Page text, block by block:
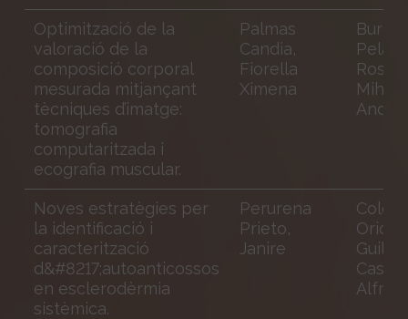
Optimització de la
valoració de la
composició corporal
mesurada mitjançant
tècniques d’imatge:
tomografia
computaritzada i
ecografia muscular.
Palmas
Candia,
Fiorella
Ximena
Rosa;
Mihai,
Noves estratègies per
la identificació i
caracterització
d&#8217;autoanticossos
en esclerodèrmia
sistèmica.
Perurena
Prieto,
Janire
Oriol,